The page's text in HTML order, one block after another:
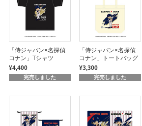
「侍ジャパン×名探偵
コナン」Tシャツ
¥4,400
完売しました
「侍ジャパン×名探偵
コナン」トートバッグ
¥3,300
完売しました